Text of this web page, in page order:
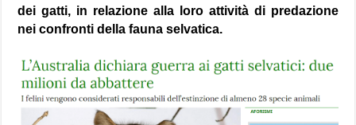
dei gatti, in relazione alla loro attività di predazione
nei confronti della fauna selvatica.